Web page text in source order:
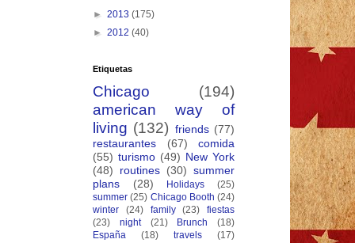
► 2013 (175)
► 2012 (40)
Etiquetas
Chicago
(194)
american way of
living (132) friends (77)
restaurantes
(67)
comida
(55) turismo (49) New York
(48)
routines (30) summer
plans
(28) Holidays
(25)
summer (25) Chicago Booth (24)
winter
(24) family (23)
fiestas
(23)
night (21) Brunch
(18)
España
(18) travels
(17)